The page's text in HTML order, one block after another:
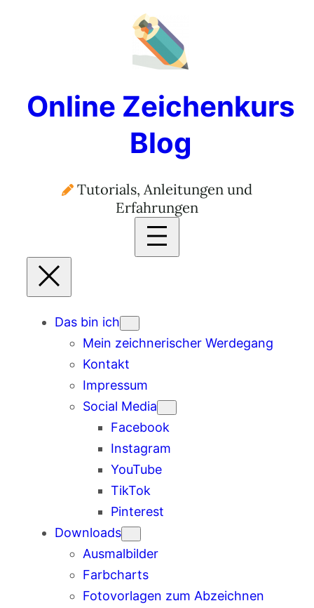
Online Zeichenkurs
Blog
Tutorials, Anleitungen und
Erfahrungen
Das bin ich
Mein zeichnerischer Werdegang
Kontakt
Impressum
Social Media
Facebook
Instagram
YouTube
TikTok
Pinterest
Downloads
Ausmalbilder
Farbcharts
Fotovorlagen zum Abzeichnen